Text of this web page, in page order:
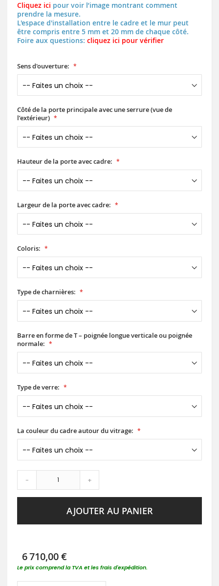
Cliquez ici pour voir l’image montrant comment
prendre la mesure.
L'espace d'installation entre le cadre et le mur peut
être compris entre 5 mm et 20 mm de chaque côté.
Foire aux questions: cliquez ici pour vérifier
Sens d'ouverture:
Côté de la porte principale avec une serrure (vue de
l’extérieur)
Hauteur de la porte avec cadre:
Largeur de la porte avec cadre:
Coloris:
Type de charnières:
Barre en forme de T – poignée longue verticale ou poignée
normale:
Type de verre:
La couleur du cadre autour du vitrage:
- +
AJOUTER AU PANIER
6 710,00 €
Le prix comprend la TVA et les frais d'expédition.